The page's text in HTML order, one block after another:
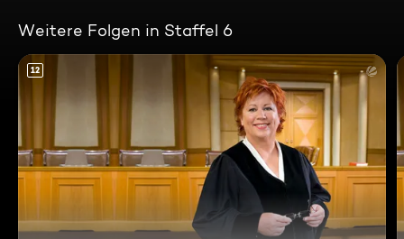
Weitere Folgen in Staffel 6
12